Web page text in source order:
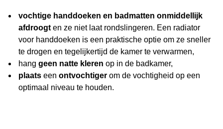
vochtige handdoeken en badmatten onmiddellijk
afdroogt en ze niet laat rondslingeren. Een radiator
voor handdoeken is een praktische optie om ze sneller
te drogen en tegelijkertijd de kamer te verwarmen,
hang geen natte kleren op in de badkamer,
plaats een ontvochtiger om de vochtigheid op een
optimaal niveau te houden.